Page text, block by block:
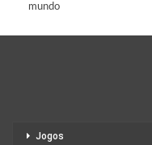
mundo
Jogos